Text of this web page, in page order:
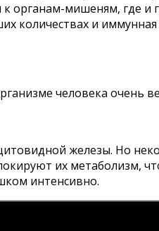
органам-мишеням, где и
количествах и
человека очень
железы. Но
их метаболизм,
интенсивно.